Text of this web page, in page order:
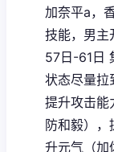
加奈平a，
技能，男主
57日-61日
状态尽量拉
提升攻击能
防和毅）
升元气（加